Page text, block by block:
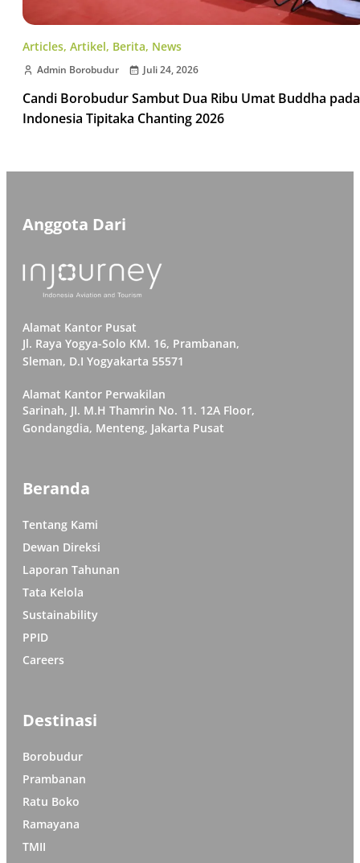
Articles, Artikel, Berita, News
Admin Borobudur Juli 24, 2026
Candi Borobudur Sambut Dua Ribu Umat Buddha pada
Indonesia Tipitaka Chanting 2026
Anggota Dari
Alamat Kantor Pusat
Jl. Raya Yogya-Solo KM. 16, Prambanan,
Sleman, D.I Yogyakarta 55571
Alamat Kantor Perwakilan
Sarinah, JI. M.H Thamrin No. 11. 12A Floor,
Gondangdia, Menteng, Jakarta Pusat
Beranda
Tentang Kami
Dewan Direksi
Laporan Tahunan
Tata Kelola
Sustainability
PPID
Careers
Destinasi
Borobudur
Prambanan
Ratu Boko
Ramayana
TMII